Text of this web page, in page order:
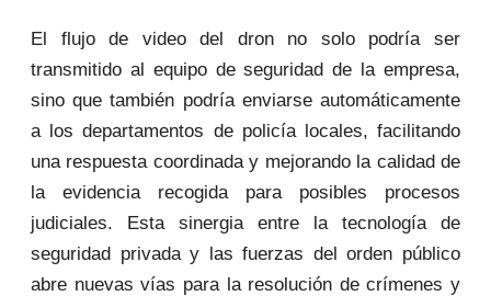
El flujo de video del dron no solo podría ser
transmitido al equipo de seguridad de la empresa,
sino que también podría enviarse automáticamente
a los departamentos de policía locales, facilitando
una respuesta coordinada y mejorando la calidad de
la evidencia recogida para posibles procesos
judiciales. Esta sinergia entre la tecnología de
seguridad privada y las fuerzas del orden público
abre nuevas vías para la resolución de crímenes y